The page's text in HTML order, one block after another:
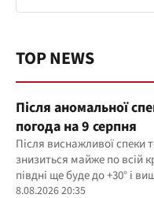
TOP NEWS
Після аномальної
погода на 9 серпня
Після виснажливої спеки
знизиться майже по всій
півдні ще буде до +30° і
8.08.2026 20:35